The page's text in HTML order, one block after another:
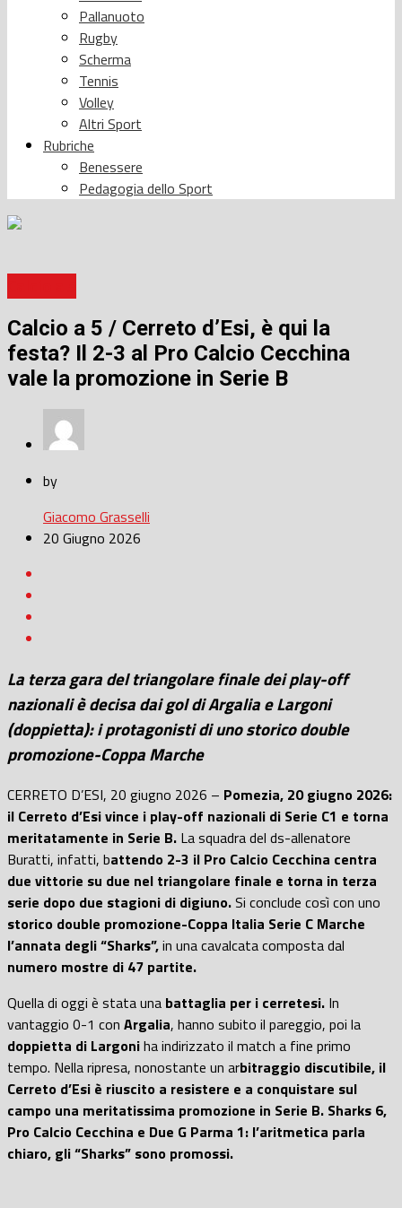
Pallanuoto
Rugby
Scherma
Tennis
Volley
Altri Sport
Rubriche
Benessere
Pedagogia dello Sport
Calcio a 5 / Cerreto d’Esi, è qui la
festa? Il 2-3 al Pro Calcio Cecchina
vale la promozione in Serie B
by
Giacomo Grasselli
20 Giugno 2026
La terza gara del triangolare finale dei play-off
nazionali è decisa dai gol di Argalia e Largoni
(doppietta): i protagonisti di uno storico double
promozione-Coppa Marche
CERRETO D’ESI, 20 giugno 2026 – Pomezia, 20 giugno 2026:
il Cerreto d’Esi vince i play-off nazionali di Serie C1 e torna
meritatamente in Serie B. La squadra del ds-allenatore
Buratti, infatti, battendo 2-3 il Pro Calcio Cecchina centra
due vittorie su due nel triangolare finale e torna in terza
serie dopo due stagioni di digiuno.Si conclude così con uno
storico double promozione-Coppa Italia Serie C Marche
l’annata degli “Sharks”,in una cavalcata composta dal
numero mostre di 47 partite.
Quella di oggi è stata una battaglia per i cerretesi. In
vantaggio 0-1 con Argalia, hanno subito il pareggio, poi la
doppietta di Largoniha indirizzato il match a fine primo
tempo. Nella ripresa, nonostante un arbitraggio discutibile, il
Cerreto d’Esi è riuscito a resistere e a conquistare sul
campo una meritatissima promozione in Serie B. Sharks 6,
Pro Calcio Cecchina e Due G Parma 1: l’aritmetica parla
chiaro, gli “Sharks” sono promossi.